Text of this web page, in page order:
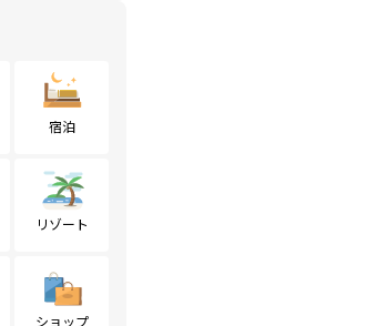
宿泊
リゾート
ショップ